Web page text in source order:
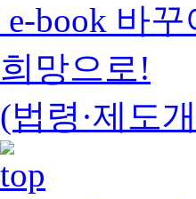
e-book 바꾸
희망으로!
(법령·제도